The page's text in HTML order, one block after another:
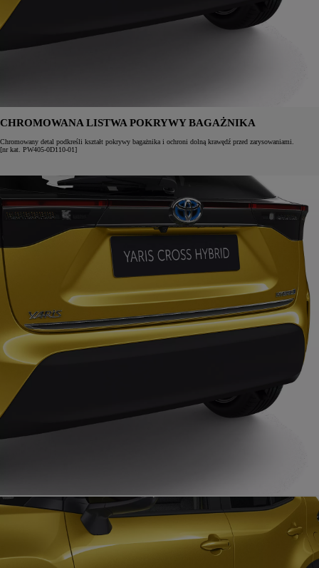
CHROMOWANA LISTWA POKRYWY BAGAŻNIKA
Chromowany detal podkreśli kształt pokrywy bagażnika i ochroni dolną krawędź przed zarysowaniami.
[nr kat. PW405-0D110-01]